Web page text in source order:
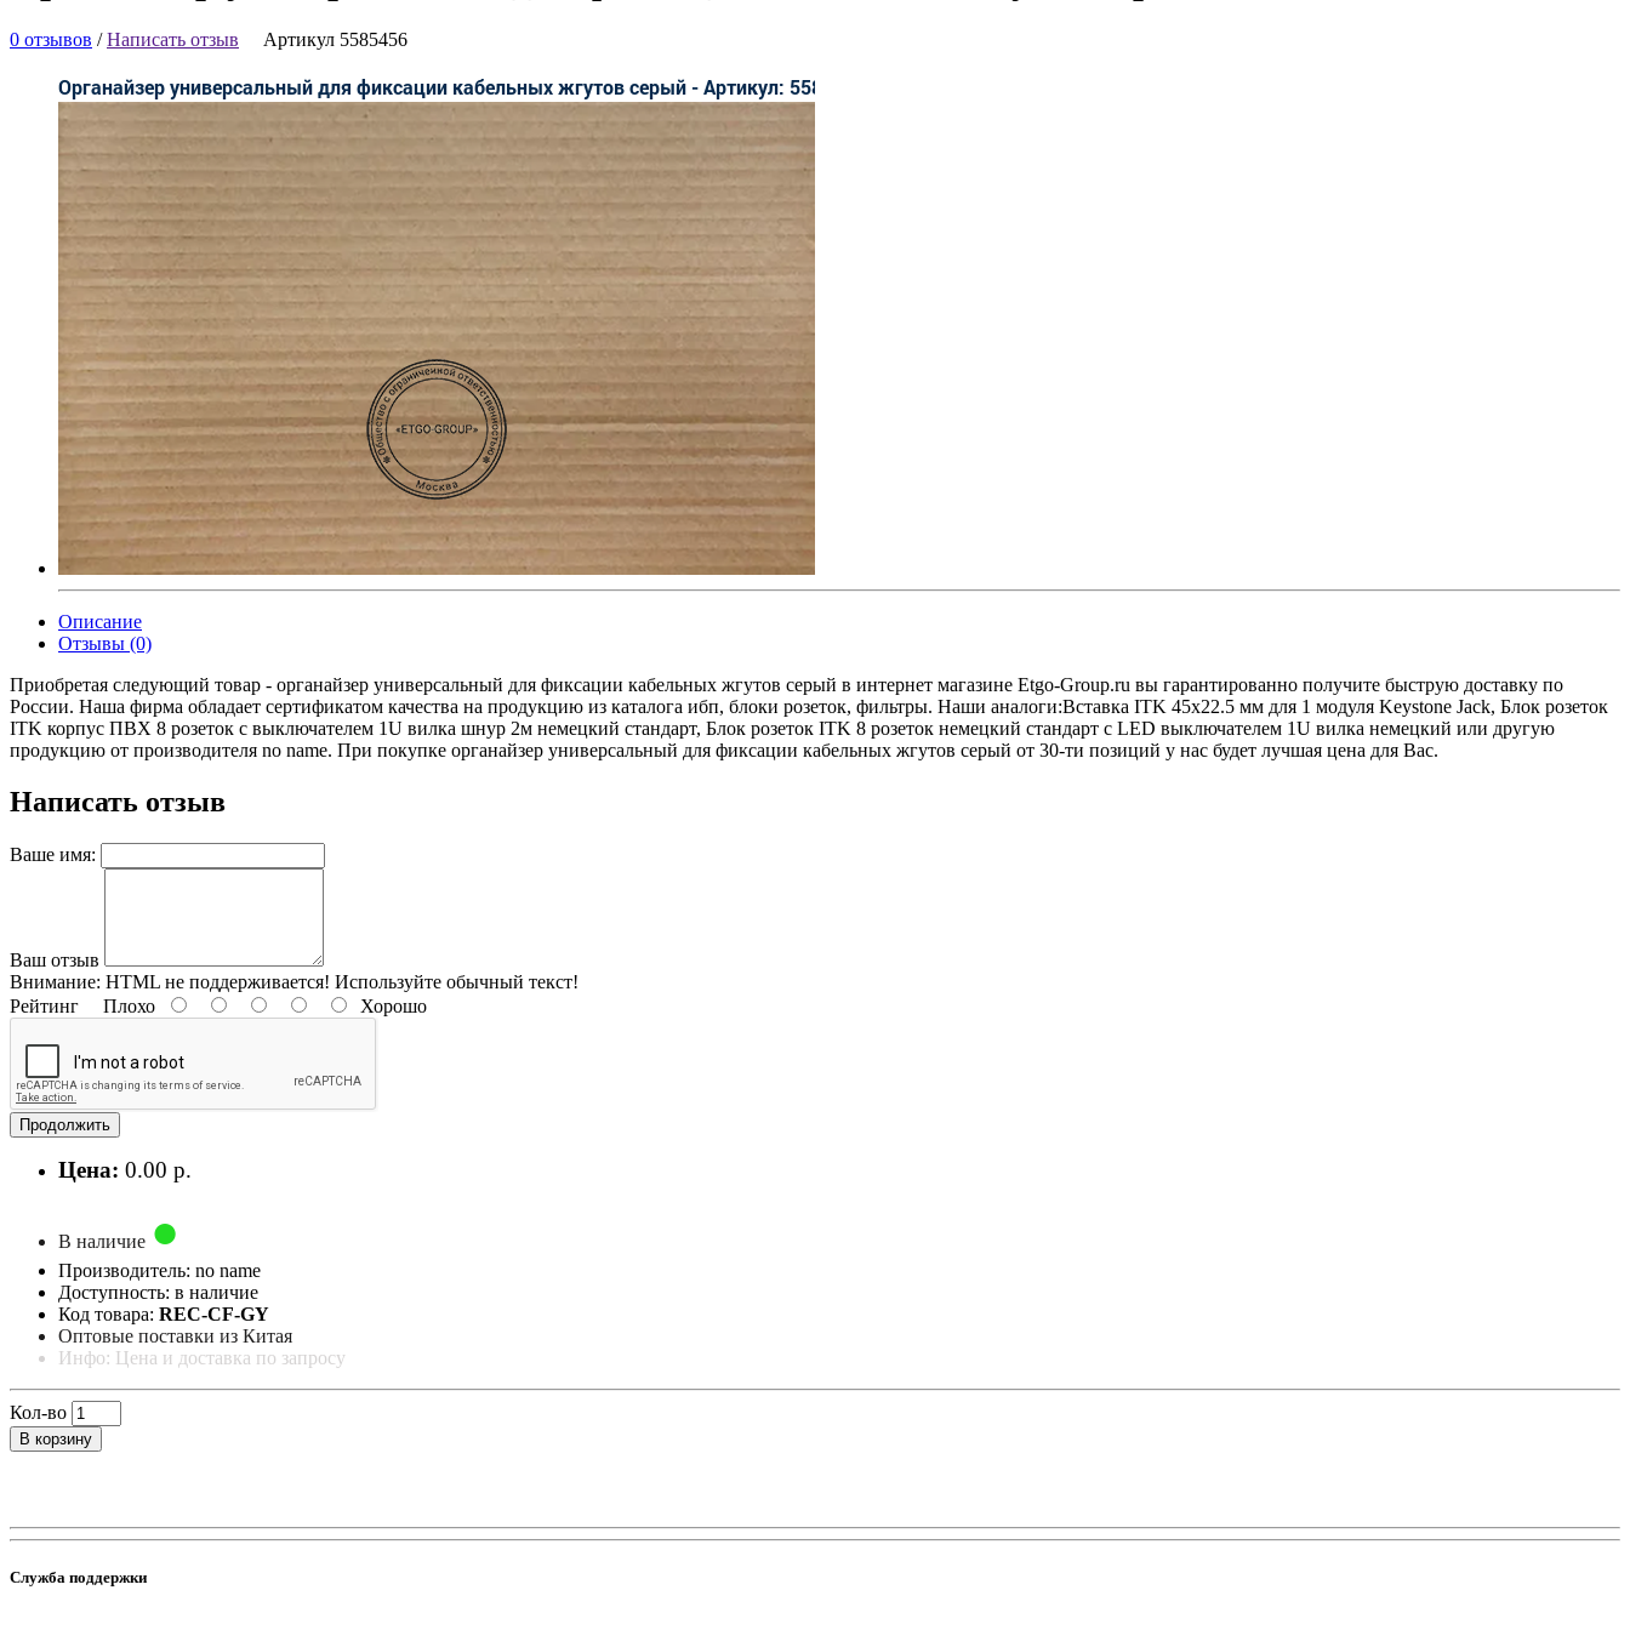
0 отзывов /Написать отзыв Артикул 5585456
Описание
Отзывы (0)
Приобретая следующий товар - органайзер универсальный для фиксации кабельных жгутов серый в интернет магазине Etgo-Group.ru вы гарантированно получите быструю доставку по
России. Наша фирма обладает сертификатом качества на продукцию из каталога ибп, блоки розеток, фильтры. Наши аналоги:Вставка ITK 45х22.5 мм для 1 модуля Keystone Jack, Блок розеток
ITK корпус ПВХ 8 розеток с выключателем 1U вилка шнур 2м немецкий стандарт, Блок розеток ITK 8 розеток немецкий стандарт с LED выключателем 1U вилка немецкий или другую
продукцию от производителя no name. При покупке органайзер универсальный для фиксации кабельных жгутов серый от 30-ти позиций у нас будет лучшая цена для Вас.
Написать отзыв
Ваше имя:
Ваш отзыв
Внимание: HTML не поддерживается! Используйте обычный текст!
Рейтинг Плохо Хорошо
Продолжить
Цена: 0.00 р.
В наличие
Производитель: no name
Доступность: в наличие
Код товара: REC-CF-GY
Оптовые поставки из Китая
Инфо: Цена и доставка по запросу
Кол-во
В корзину
Служба поддержки